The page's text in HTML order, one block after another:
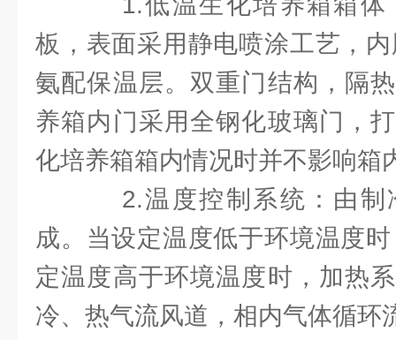
板，表面采用静电喷涂工艺，
氨配保温层。双重门结构，隔
养箱内门采用全钢化玻璃门，
化培养箱箱内情况时并不影响箱
2.温度控制系统：由制
成。当设定温度低于环境温度
定温度高于环境温度时，加热
冷、热气流风道，相内气体循环